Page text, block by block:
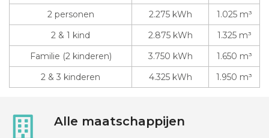
2 personen
2.275 kWh
1.025 m³
2 & 1 kind
2.875 kWh
1.325 m³
Familie (2 kinderen)
3.750 kWh
1.650 m³
2 & 3 kinderen
4.325 kWh 1.950 m³
Alle maatschappijen